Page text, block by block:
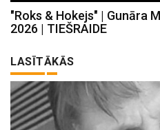
"Roks & Hokejs" | Gunāra
2026 | TIEŠRAIDE
LASĪTĀKĀS